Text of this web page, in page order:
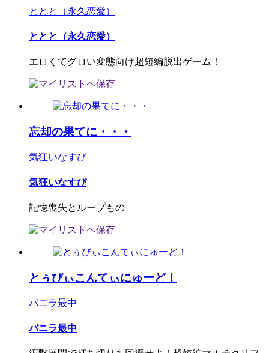
ととと（永久恋愛）
ととと（永久恋愛）
エロくてグロい変態向け超短編脱出ゲーム！
忘却の果てに・・・
気狂いなすび
気狂いなすび
記憶喪失とループもの
とぅびぃこんてぃにゅーど！
バニラ最中
バニラ最中